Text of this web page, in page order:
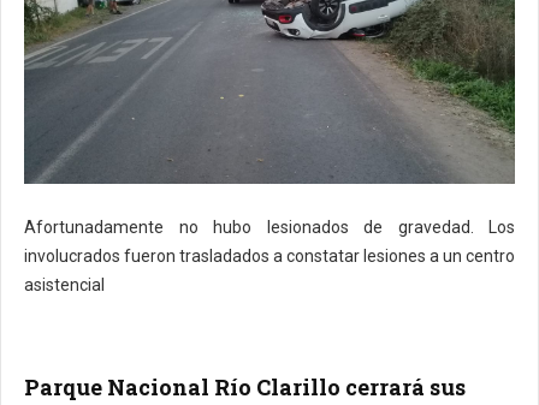
Afortunadamente no hubo lesionados de gravedad. Los
involucrados fueron trasladados a constatar lesiones a un centro
asistencial
Parque Nacional Río Clarillo cerrará sus